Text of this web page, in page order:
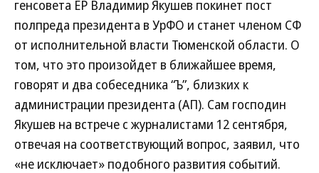
генсовета ЕР Владимир Якушев покинет пост
полпреда президента в УрФО и станет членом СФ
от исполнительной власти Тюменской области. О
том, что это произойдет в ближайшее время,
говорят и два собеседника “Ъ”, близких к
администрации президента (АП). Сам господин
Якушев на встрече с журналистами 12 сентября,
отвечая на соответствующий вопрос, заявил, что
«не исключает» подобного развития событий.